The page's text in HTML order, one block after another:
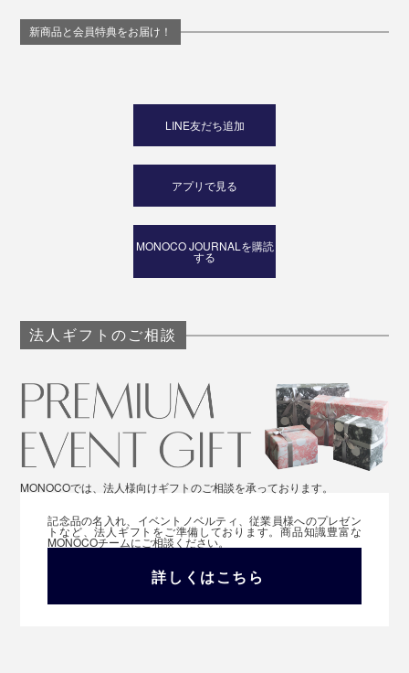
新商品と会員特典をお届け！
LINE友だち追加
アプリで見る
MONOCO JOURNALを購読
する
法人ギフトのご相談
MONOCOでは、法人様向けギフトのご相談を承っております。
記念品の名入れ、イベントノベルティ、従業員様へのプレゼン
トなど、法人ギフトをご準備しております。商品知識豊富な
MONOCOチームにご相談ください。
詳しくはこちら